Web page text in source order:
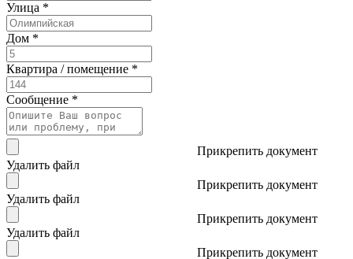
Улица *
Дом *
Квартира / помещение *
Сообщение *
Прикрепить документ
Удалить файл
Прикрепить документ
Удалить файл
Прикрепить документ
Удалить файл
Прикрепить документ